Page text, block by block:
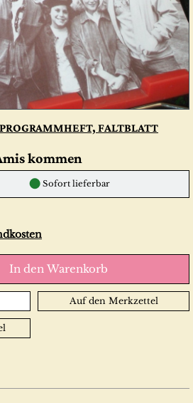
FALTBLATT
kommen
● Sofort lieferbar
In den Warenkorb
Auf den Merkzettel